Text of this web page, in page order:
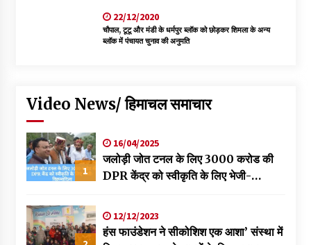
22/12/2020
चौपाल, टूटू और मंडी के धर्मपुर ब्लॉक को छोड़कर शिमला के अन्य
ब्लॉक में पंचायत चुनाव की अनुमति
Video News/ हिमाचल समाचार
1
16/04/2025
जलोड़ी जोत टनल के लिए 3000 करोड की
DPR केंद्र को स्वीकृति के लिए भेजी-
12/12/2023
हंस फाउंडेशन ने सीकोशिश एक आशा’ संस्था में